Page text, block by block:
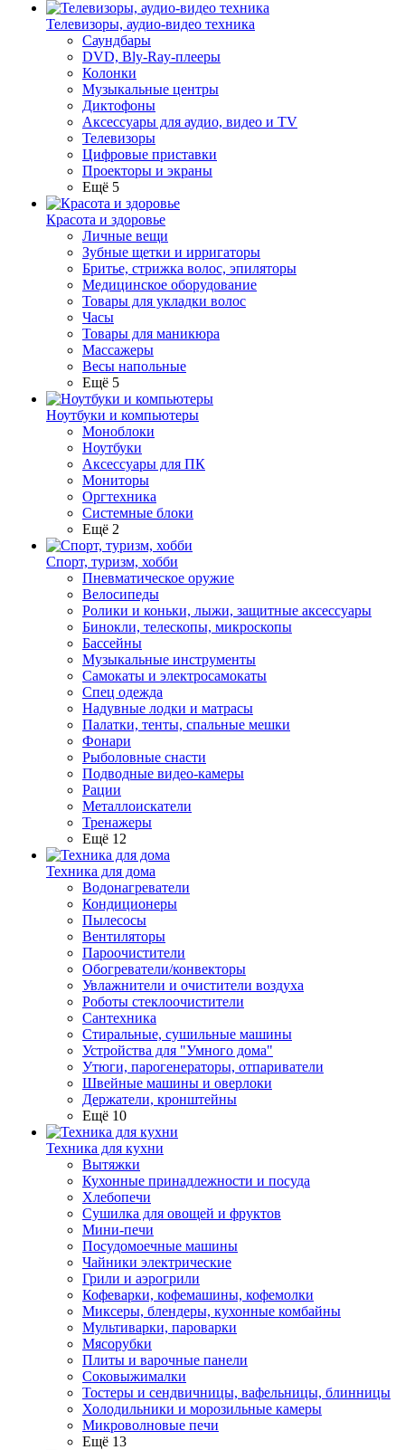
Телевизоры, аудио-видео техника
Саундбары
DVD, Bly-Ray-плееры
Колонки
Музыкальные центры
Диктофоны
Аксессуары для аудио, видео и TV
Телевизоры
Цифровые приставки
Проекторы и экраны
Ещё 5
Красота и здоровье
Личные вещи
Зубные щетки и ирригаторы
Бритье, стрижка волос, эпиляторы
Медицинское оборудование
Товары для укладки волос
Часы
Товары для маникюра
Массажеры
Весы напольные
Ещё 5
Ноутбуки и компьютеры
Моноблоки
Ноутбуки
Аксессуары для ПК
Мониторы
Оргтехника
Системные блоки
Ещё 2
Спорт, туризм, хобби
Пневматическое оружие
Велосипеды
Ролики и коньки, лыжи, защитные аксессуары
Бинокли, телескопы, микроскопы
Бассейны
Музыкальные инструменты
Самокаты и электросамокаты
Спец одежда
Надувные лодки и матрасы
Палатки, тенты, спальные мешки
Фонари
Рыболовные снасти
Подводные видео-камеры
Рации
Металлоискатели
Тренажеры
Ещё 12
Техника для дома
Водонагреватели
Кондиционеры
Пылесосы
Вентиляторы
Пароочистители
Обогреватели/конвекторы
Увлажнители и очистители воздуха
Роботы стеклоочистители
Сантехника
Стиральные, сушильные машины
Устройства для "Умного дома"
Утюги, парогенераторы, отпариватели
Швейные машины и оверлоки
Держатели, кронштейны
Ещё 10
Техника для кухни
Вытяжки
Кухонные принадлежности и посуда
Хлебопечи
Сушилка для овощей и фруктов
Мини-печи
Посудомоечные машины
Чайники электрические
Грили и аэрогрили
Кофеварки, кофемашины, кофемолки
Миксеры, блендеры, кухонные комбайны
Мультиварки, пароварки
Мясорубки
Плиты и варочные панели
Соковыжималки
Тостеры и сендвичницы, вафельницы, блинницы
Холодильники и морозильные камеры
Микроволновые печи
Ещё 13